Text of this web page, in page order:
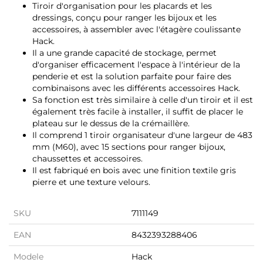
Tiroir d'organisation pour les placards et les
dressings, conçu pour ranger les bijoux et les
accessoires, à assembler avec l'étagère coulissante
Hack.
Il a une grande capacité de stockage, permet
d'organiser efficacement l'espace à l'intérieur de la
penderie et est la solution parfaite pour faire des
combinaisons avec les différents accessoires Hack.
Sa fonction est très similaire à celle d'un tiroir et il est
également très facile à installer, il suffit de placer le
plateau sur le dessus de la crémaillère.
Il comprend 1 tiroir organisateur d'une largeur de 483
mm (M60), avec 15 sections pour ranger bijoux,
chaussettes et accessoires.
Il est fabriqué en bois avec une finition textile gris
pierre et une texture velours.
SKU 7111149
EAN 8432393288406
Modele Hack